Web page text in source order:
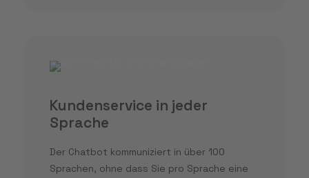
Kundenservice in jeder
Sprache
Der Chatbot kommuniziert in über 100
Sprachen, ohne dass Sie pro Sprache eine